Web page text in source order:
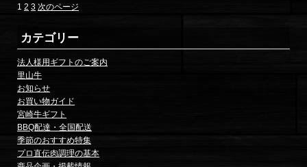
投
稿
の
ペ
ー
ジ
送
固
ー
ジ
1 固
ペ
ー
ジ
2 固
ペ
ー
ジ
3 次のページ
カテゴリー
法人様用ギフトのご案内
里山牛
お知らせ
お買い物ガイド
宮崎牛ギフト
BBQ配達・全国配送
季節のおすすめ特集
プロ直伝肉調理の基本